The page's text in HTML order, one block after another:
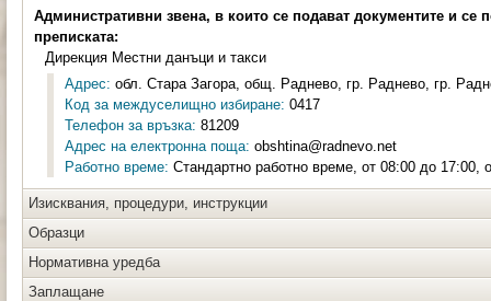
Административни звена, в които се подават документите и се
преписката:
Дирекция Местни данъци и такси
Адрес: обл. Стара Загора, общ. Раднево, гр. Раднево, гр.
Код за междуселищно избиране: 0417
Телефон за връзка: 81209
Адрес на електронна поща: obshtina@radnevo.net
Работно време: Стандартно работно време, от 08:00 до 17:00,
Изисквания, процедури, инструкции
Образци
Нормативна уредба
Заплащане